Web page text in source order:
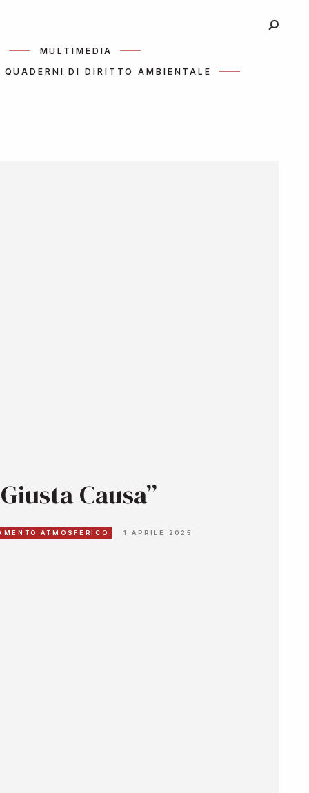
MULTIMEDIA
QUADERNI DI DIRITTO AMBIENTALE
Causa”
ATMOSFERICO 1 APRILE 2025